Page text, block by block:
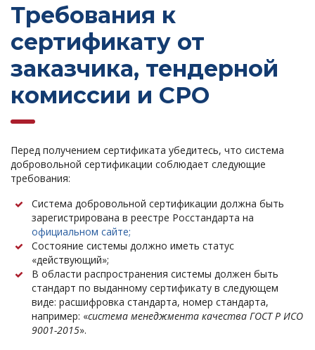
Требования к
сертификату от
заказчика, тендерной
комиссии и СРО
Перед получением сертификата убедитесь, что система
добровольной сертификации соблюдает следующие
требования:
Система добровольной сертификации должна быть
зарегистрирована в реестре Росстандарта на
официальном сайте;
Состояние системы должно иметь статус
«действующий»;
В области распространения системы должен быть
стандарт по выданному сертификату в следующем
виде: расшифровка стандарта, номер стандарта,
например: «система менеджмента качества ГОСТ Р ИСО
9001-2015».